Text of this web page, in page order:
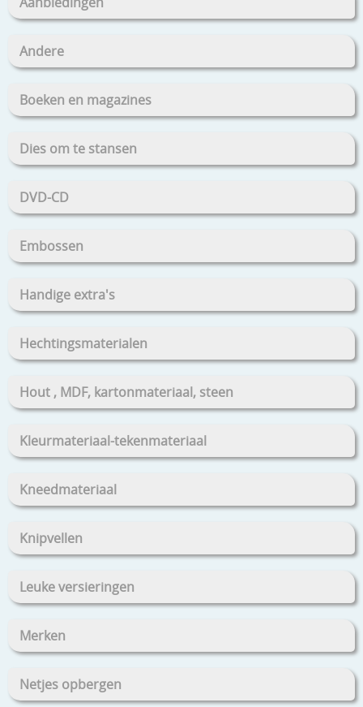
Andere
Boeken en magazines
Dies om te stansen
DVD-CD
Embossen
Handige extra's
Hechtingsmaterialen
Hout , MDF, kartonmateriaal, steen
Kleurmateriaal-tekenmateriaal
Kneedmateriaal
Knipvellen
Leuke versieringen
Merken
Netjes opbergen